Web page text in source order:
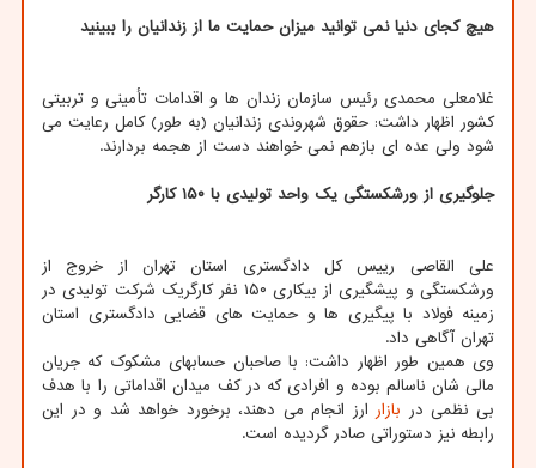
هیچ کجای دنیا نمی توانید میزان حمایت ما از زندانیان را ببینید
غلامعلی محمدی رئیس سازمان زندان ها و اقدامات تأمینی و تربیتی
کشور اظهار داشت: حقوق شهروندی زندانیان (به طور) کامل رعایت می
شود ولی عده ای بازهم نمی خواهند دست از هجمه بردارند.
جلوگیری از ورشکستگی یک واحد تولیدی با ۱۵۰ کارگر
علی القاصی رییس کل دادگستری استان تهران از خروج از
ورشکستگی و پیشگیری از بیکاری ۱۵۰ نفر کارگریک شرکت تولیدی در
زمینه فولاد با پیگیری ها و حمایت های قضایی دادگستری استان
تهران آگاهی داد.
وی همین طور اظهار داشت: با صاحبان حساب‎های مشکوک که جریان
مالی شان ناسالم بوده و افرادی که در کف میدان اقداماتی را با هدف
بی نظمی در بازار ارز انجام می دهند، برخورد خواهد شد و در این
رابطه نیز دستوراتی صادر گردیده است.